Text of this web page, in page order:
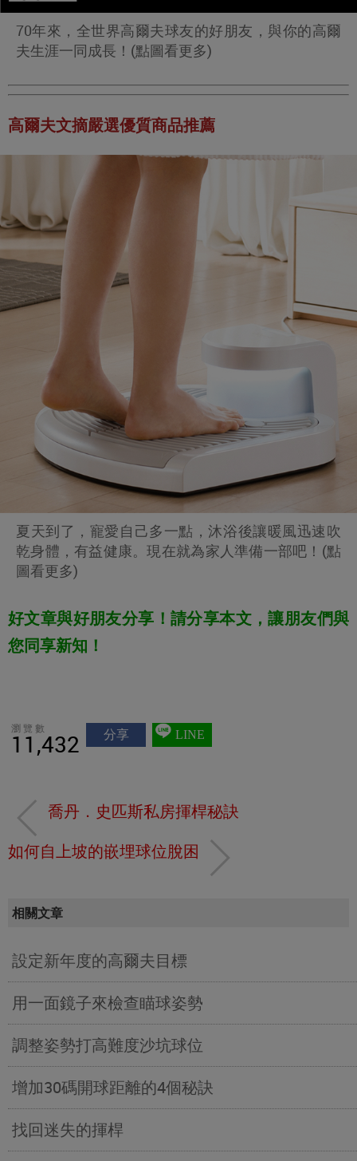
70年來，全世界高爾夫球友的好朋友，與你的高爾
夫生涯一同成長！(點圖看更多)
高爾夫文摘嚴選優質商品推薦
夏天到了，寵愛自己多一點，沐浴後讓暖風迅速吹
乾身體，有益健康。現在就為家人準備一部吧！(點
圖看更多)
好文章與好朋友分享！請分享本文，讓朋友們與
您同享新知！
瀏覽數
11,432 分享 LINE
喬丹．史匹斯私房揮桿秘訣
如何自上坡的嵌埋球位脫困
相關文章
設定新年度的高爾夫目標
用一面鏡子來檢查瞄球姿勢
調整姿勢打高難度沙坑球位
增加30碼開球距離的4個秘訣
找回迷失的揮桿